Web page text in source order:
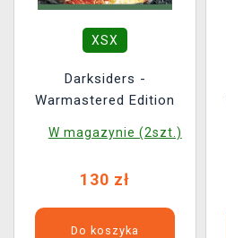
XSX
Darksiders -
Warmastered Edition
W magazynie (2szt.)
130 zł
Do koszyka